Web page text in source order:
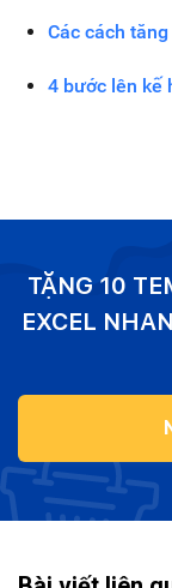
Các cách
4 bước lên kế
TẶNG 10
EXCEL